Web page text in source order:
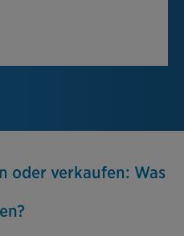
oder verkaufen: Was